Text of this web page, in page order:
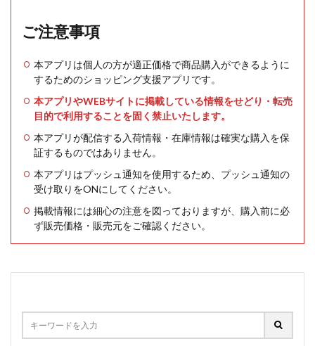
ご注意事項
本アプリは個人の方が適正価格で商品購入ができるように
するためのショッピング支援アプリです。
本アプリやWEBサイトに掲載している情報をせどり・転売
目的で利用することを固く禁止いたします。
本アプリが配信する入荷情報・在庫情報は確実な購入を保
証するものではありません。
本アプリはプッシュ通知を使用するため、プッシュ通知の
受け取りをONにしてください。
掲載情報には細心の注意を図っておりますが、購入前に必
ず販売価格・販売元をご確認ください。